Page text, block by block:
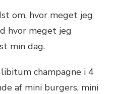
om, hvor meget jeg
hvor meget jeg
min dag.
champagne i 4
af mini burgers, mini